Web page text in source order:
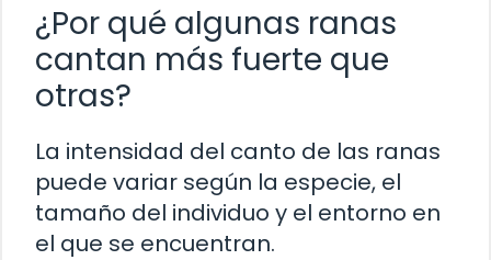
¿Por qué algunas ranas
cantan más fuerte que
otras?
La intensidad del canto de las ranas
puede variar según la especie, el
tamaño del individuo y el entorno en
el que se encuentran.